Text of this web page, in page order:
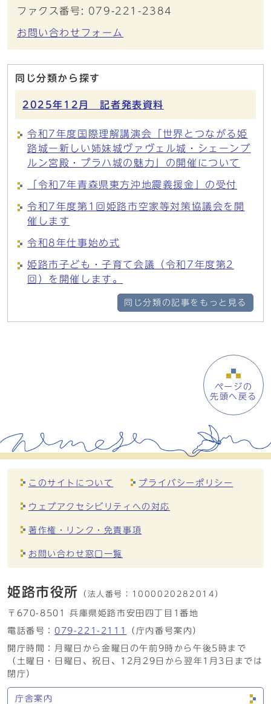
ファクス番号: 079-221-2384
お問い合わせフォーム
同じ分類から探す
2025年12月 記者発表資料
令和7年度国際理解講演会「世界とつながる姫
路城ー新しい姉妹城ヴァヴェル城・シェーンブ
ルン宮殿・プラハ城の魅力」の開催について
「令和7年青森県東方沖地震義援金」の受付
令和7年度第1回姫路市空家等対策協議会を開
催します
令和8年仕事始め式
姫路市子ども・子育て会議（令和7年度第2
回）を開催します。
同じ分類の記事をもっと見る
ページの
先頭へ戻る
このサイトについて プライバシーポリシー
ウェブアクセシビリティへの対応
著作権・リンク・免責事項
お問い合わせ窓口一覧
姫路市役所 （法人番号： 1000020282014）
〒670-8501 兵庫県姫路市安田四丁目1番地
電話番号： 079-221-2111
（庁内番号案内）
開庁時間：月曜日から金曜日の午前9時から午後5時まで
（土曜日・日曜日、祝日、12月29日から翌年1月3日までは
閉庁）
庁舎案内